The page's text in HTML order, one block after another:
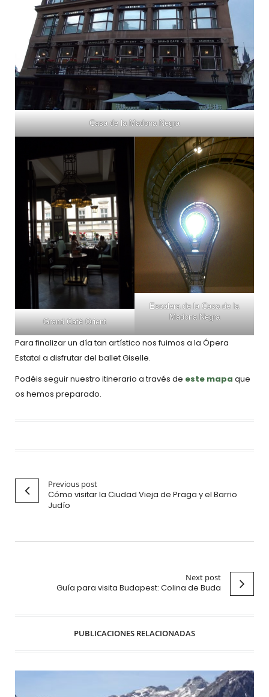
Casa de la Madona Negra
Grand Café Orient
Escalera de la Casa de la
Madona Negra
Para finalizar un día tan artístico nos fuimos a la Ópera
Estatal a disfrutar del ballet Giselle.
Podéis seguir nuestro itinerario a través de este mapa que
os hemos preparado.
Previous post
Cómo visitar la Ciudad Vieja de Praga y el Barrio
Judío
Next post
Guía para visita Budapest: Colina de Buda
PUBLICACIONES RELACIONADAS